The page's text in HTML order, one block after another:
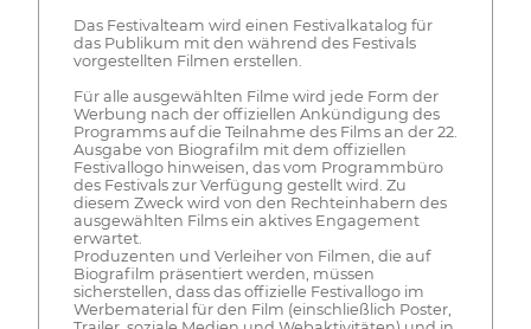
Das Festivalteam wird einen Festivalkatalog für
das Publikum mit den während des Festivals
vorgestellten Filmen erstellen.
Für alle ausgewählten Filme wird jede Form der
Werbung nach der offiziellen Ankündigung des
Programms auf die Teilnahme des Films an der 22.
Ausgabe von Biografilm mit dem offiziellen
Festivallogo hinweisen, das vom Programmbüro
des Festivals zur Verfügung gestellt wird. Zu
diesem Zweck wird von den Rechteinhabern des
ausgewählten Films ein aktives Engagement
erwartet.
Produzenten und Verleiher von Filmen, die auf
Biografilm präsentiert werden, müssen
sicherstellen, dass das offizielle Festivallogo im
Werbematerial für den Film (einschließlich Poster,